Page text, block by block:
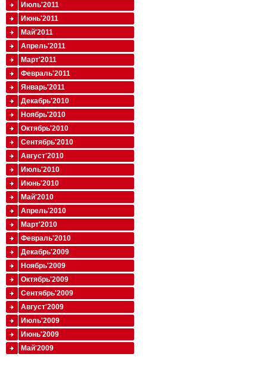
Июль'2011
Июнь'2011
Май'2011
Апрель'2011
Март'2011
Февраль'2011
Январь'2011
Декабрь'2010
Ноябрь'2010
Октябрь'2010
Сентябрь'2010
Август'2010
Июль'2010
Июнь'2010
Май'2010
Апрель'2010
Март'2010
Февраль'2010
Декабрь'2009
Ноябрь'2009
Октябрь'2009
Сентябрь'2009
Август'2009
Июль'2009
Июнь'2009
Май'2009